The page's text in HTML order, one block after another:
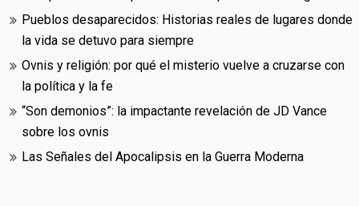
Pueblos desaparecidos: Historias reales de lugares donde
la vida se detuvo para siempre
Ovnis y religión: por qué el misterio vuelve a cruzarse con
la política y la fe
“Son demonios”: la impactante revelación de JD Vance
sobre los ovnis
Las Señales del Apocalipsis en la Guerra Moderna